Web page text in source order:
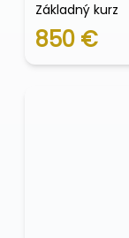
Základný kurz
850 €